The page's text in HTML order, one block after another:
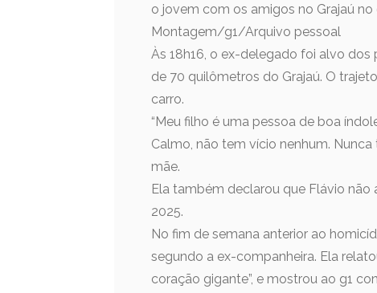
o jovem com os amigos no Grajaú no
Montagem/g1/Arquivo pessoal
Às 18h16, o ex-delegado foi alvo
de 70 quilômetros do Grajaú. O
carro.
“Meu filho é uma pessoa de boa
Calmo, não tem vício nenhum.
mãe.
Ela também declarou que Flávio
2025.
No fim de semana anterior ao
segundo a ex-companheira. Ela
coração gigante”, e mostrou ao g1